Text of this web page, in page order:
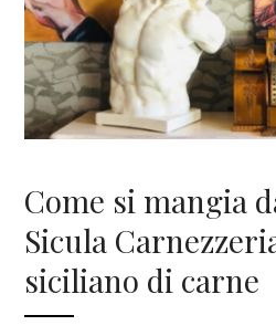
Come si mangia
Sicula
siciliano di carne